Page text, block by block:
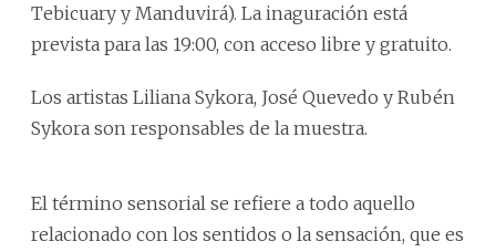
Tebicuary y Manduvirá). La inaguración está
prevista para las 19:00, con acceso libre y gratuito.
Los artistas Liliana Sykora, José Quevedo y Rubén
Sykora son responsables de la muestra.
El término sensorial se refiere a todo aquello
relacionado con los sentidos o la sensación, que es